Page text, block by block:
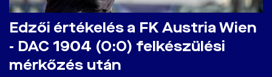
Edzői értékelés a FK Austria Wien
- DAC 1904 (0:0) felkészülési
mérkőzés után